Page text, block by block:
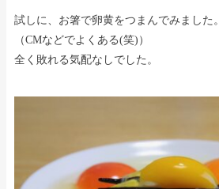
試しに、お箸で卵黄をつまんでみました。
（CMなどでよくある(笑)）
全く敗れる気配なしでした。